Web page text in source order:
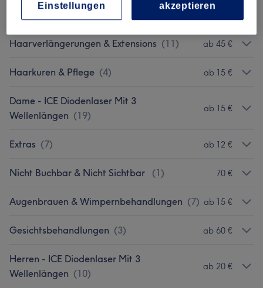
Kinder - Haarschnitte & Stylings
Haarverlängerungen & Extensions (11) ab 45 €
Haarkuren & Pflege (4) ab 15 €
Dame - ICE Diodenlaser Mit 3
Wellenlängen (19)
ab 15 €
Extras (7) ab 12 €
Nicht Buchbar & Nicht Sichtbar (1) 70 €
Augenbrauen & Wimpernbehandlungen (7) ab 15 €
Gesichtsbehandlungen (3) ab 60 €
Herren - ICE Diodenlaser Mit 3
Wellenlängen (10)
ab 20 €
Einstellungen
akzeptieren